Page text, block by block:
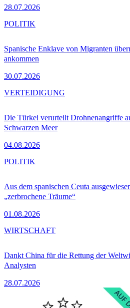
28.07.2026
Spanische Enklave von Migranten
ankommen
30.07.2026
POLITIK
Die Türkei verurteilt Drohnenangriffe
Schwarzen Meer
04.08.2026
VERTEIDIGUNG
Aus dem spanischen Ceuta
„zerbrochene Träume“
01.08.2026
POLITIK
Dankt China für die Rettung der
Analysten
28.07.2026
WIRTSCHAFT